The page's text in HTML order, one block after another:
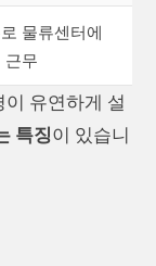
물류센터에
근무
유연하게 설
특징이 있습니